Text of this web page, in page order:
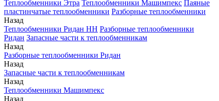
Теплообменники Этра Теплообменники Машимпекс Паяные
пластинчатые теплообменники Разборные теплообменники
Назад
Теплообменники Ридан НН Разборные теплообменники
Ридан Запасные части к теплообменникам
Назад
Разборные теплообменники Ридан
Назад
Запасные части к теплообменникам
Назад
Теплообменники Машимпекс
Назад